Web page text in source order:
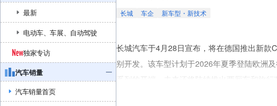
最新
电动车、车展、自动驾驶
独家专访
汽车销量
汽车销量首页
长城 车企 新车型・新技术
长城汽车于4月28日宣布，将在德国推出新款
别开发。该车型计划于2026年夏季登陆欧洲
系列的开端。未来还将陆续推出两厢车和旅